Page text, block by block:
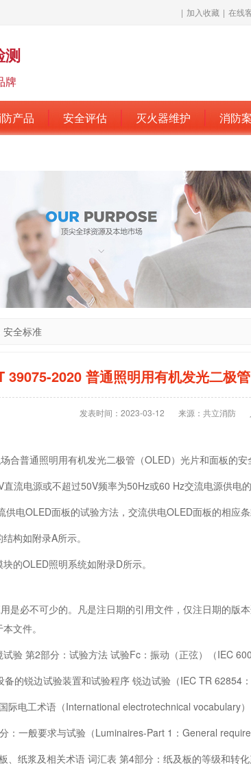
| 加入收藏 | 在线
测
牌
产品 安全评估 灭火器维护 消防
安全标准
39075-2020 普通照明用有机发光二极
发表时间：2023-03-12 来源：共立消防
普通照明用有机发光二极管（OLED）光片和面板的安
电源或不超过50V频率为50Hz或60 Hz交流电源供电的
电OLED面板的试验方法，交流供电OLED面板的相应条
构如附录A所示。
OLED照明系统如附录D所示。
必不可少的。凡是注日期的引用文件，仅注日期的版
文件。
第2部分：试验方法 试验Fc：振动（正弦）（IEC
的锐边试验装置和试验程序 锐边试验（IEC TR 62854
电工术语（International electrotechnical vocabulary）
一般要求与试验（Luminaires-Part 1：General
纸浆及相关术语 词汇表 第4部分：纸及板的等级和转